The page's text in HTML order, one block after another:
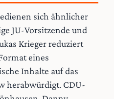
sich ähnlicher
JU-Vorsitzende und
Kriegerreduziert
eines
Inhalte auf das
herabwürdigt. CDU-